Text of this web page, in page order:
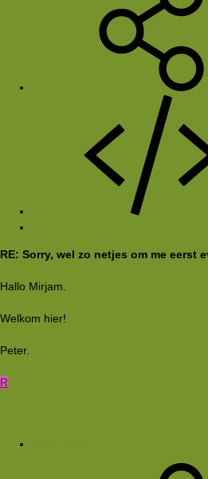
RE: Sorry, wel zo netjes om me eerst
Hallo Mirjam.
Welkom hier!
Peter.
R